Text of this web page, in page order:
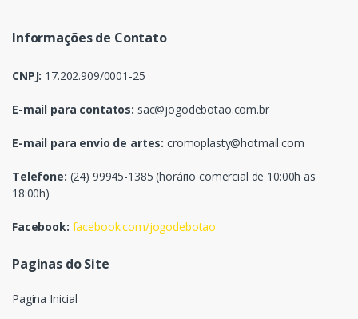
Informações de Contato
CNPJ: 17.202.909/0001-25
E-mail para contatos: sac@jogodebotao.com.br
E-mail para envio de artes: cromoplasty@hotmail.com
Telefone: (24) 99945-1385 (horário comercial de 10:00h as
18:00h)
Facebook: facebook.com/jogodebotao
Paginas do Site
Pagina Inicial